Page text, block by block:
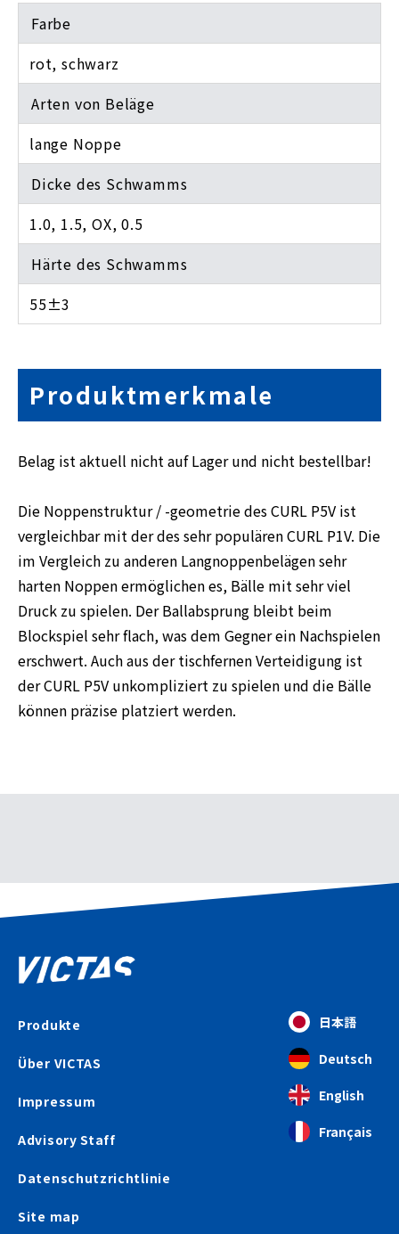
Farbe
rot, schwarz
Arten von Beläge
lange Noppe
Dicke des Schwamms
1.0, 1.5, OX, 0.5
Härte des Schwamms
55±3
Produktmerkmale
Belag ist aktuell nicht auf Lager und nicht bestellbar!
Die Noppenstruktur / -geometrie des CURL P5V ist
vergleichbar mit der des sehr populären CURL P1V. Die
im Vergleich zu anderen Langnoppenbelägen sehr
harten Noppen ermöglichen es, Bälle mit sehr viel
Druck zu spielen. Der Ballabsprung bleibt beim
Blockspiel sehr flach, was dem Gegner ein Nachspielen
erschwert. Auch aus der tischfernen Verteidigung ist
der CURL P5V unkompliziert zu spielen und die Bälle
können präzise platziert werden.
Produkte
Über VICTAS
Impressum
Advisory Staff
Datenschutzrichtlinie
Site map
日本語
Deutsch
English
Français